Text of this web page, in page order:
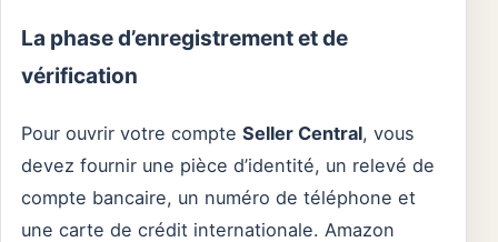
La phase d’enregistrement et de
vérification
Pour ouvrir votre compte Seller Central, vous
devez fournir une pièce d’identité, un relevé de
compte bancaire, un numéro de téléphone et
une carte de crédit internationale. Amazon